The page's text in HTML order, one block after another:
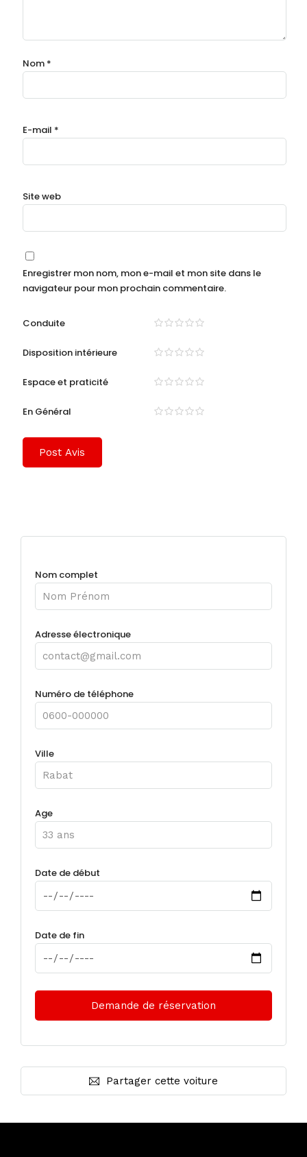
Nom *
E-mail *
Site web
Enregistrer mon nom, mon e-mail et mon site dans le
navigateur pour mon prochain commentaire.
Conduite
Disposition intérieure
Espace et praticité
En Général
Nom complet
Adresse électronique
Numéro de téléphone
Ville
Age
Date de début
Date de fin
Partager cette voiture